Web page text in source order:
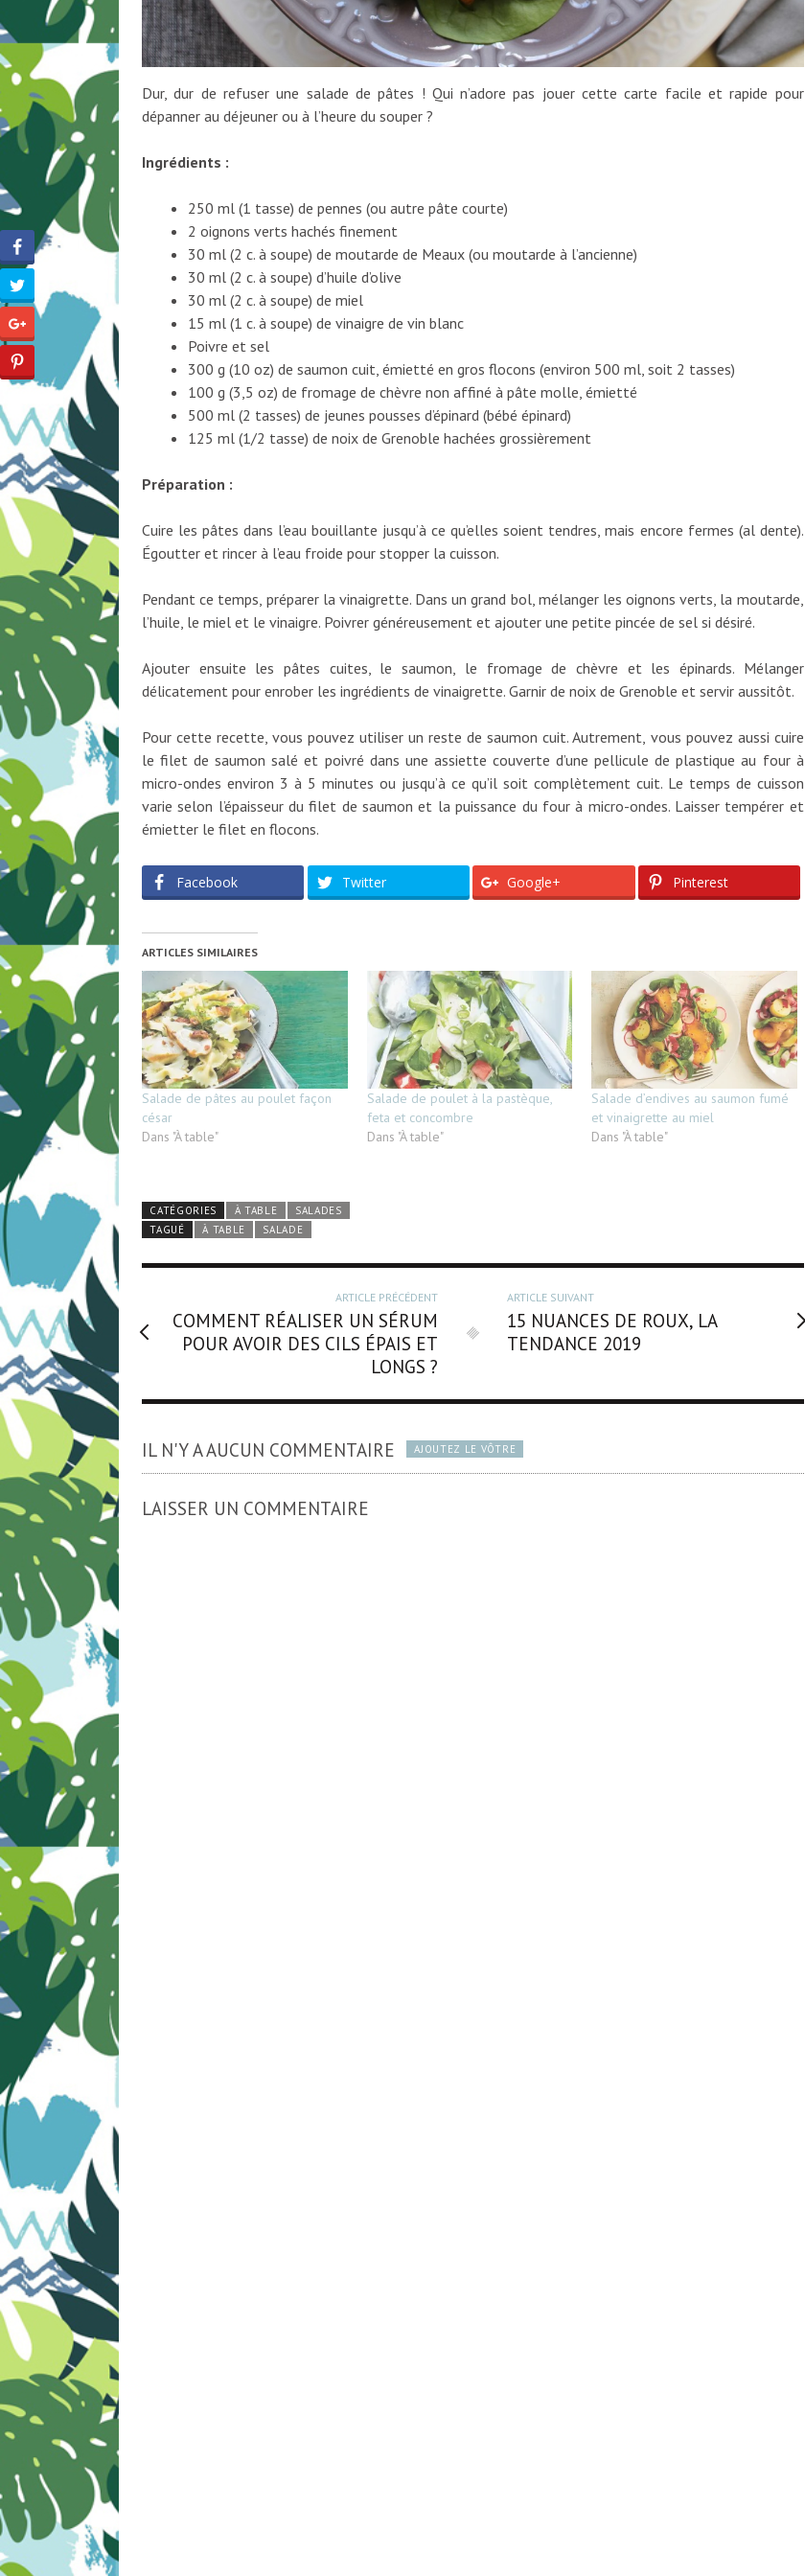
Dur, dur de refuser une salade de pâtes ! Qui n’adore pas jouer cette carte facile et rapide pour
dépanner au déjeuner ou à l’heure du souper ?
Ingrédients :
250 ml (1 tasse) de pennes (ou autre pâte courte)
2 oignons verts hachés finement
30 ml (2 c. à soupe) de moutarde de Meaux (ou moutarde à l’ancienne)
30 ml (2 c. à soupe) d’huile d’olive
30 ml (2 c. à soupe) de miel
15 ml (1 c. à soupe) de vinaigre de vin blanc
Poivre et sel
300 g (10 oz) de saumon cuit, émietté en gros flocons (environ 500 ml, soit 2 tasses)
100 g (3,5 oz) de fromage de chèvre non affiné à pâte molle, émietté
500 ml (2 tasses) de jeunes pousses d’épinard (bébé épinard)
125 ml (1/2 tasse) de noix de Grenoble hachées grossièrement
Préparation :
Cuire les pâtes dans l’eau bouillante jusqu’à ce qu’elles soient tendres, mais encore fermes (al dente).
Égoutter et rincer à l’eau froide pour stopper la cuisson.
Pendant ce temps, préparer la vinaigrette. Dans un grand bol, mélanger les oignons verts, la moutarde,
l’huile, le miel et le vinaigre. Poivrer généreusement et ajouter une petite pincée de sel si désiré.
Ajouter ensuite les pâtes cuites, le saumon, le fromage de chèvre et les épinards. Mélanger
délicatement pour enrober les ingrédients de vinaigrette. Garnir de noix de Grenoble et servir aussitôt.
Pour cette recette, vous pouvez utiliser un reste de saumon cuit. Autrement, vous pouvez aussi cuire
le filet de saumon salé et poivré dans une assiette couverte d’une pellicule de plastique au four à
micro-ondes environ 3 à 5 minutes ou jusqu’à ce qu’il soit complètement cuit. Le temps de cuisson
varie selon l’épaisseur du filet de saumon et la puissance du four à micro-ondes. Laisser tempérer et
émietter le filet en flocons.
Facebook Twitter Google+ Pinterest
ARTICLES SIMILAIRES
Salade de pâtes au poulet façon
césar
Dans "À table"
Salade de poulet à la pastèque,
feta et concombre
Dans "À table"
Salade d’endives au saumon fumé
et vinaigrette au miel
Dans "À table"
CATÉGORIES À TABLE
SALADES
TAGUÉ
À TABLE SALADE
ARTICLE PRÉCÉDENT
COMMENT RÉALISER UN SÉRUM
POUR AVOIR DES CILS ÉPAIS ET
LONGS ?
ARTICLE SUIVANT
15 NUANCES DE ROUX, LA
TENDANCE 2019
IL N'Y A AUCUN COMMENTAIRE AJOUTEZ LE VÔTRE
LAISSER UN COMMENTAIRE